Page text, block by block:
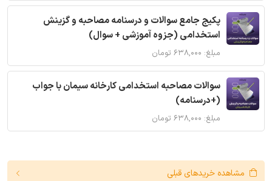
پکیج جامع سوالات و درسنامه مصاحبه و گزینش
استخدامی (جزوه آموزشی + سوال)
مبلغ: ۶۳۸,۰۰۰ تومان
سوالات مصاحبه استخدامی کارخانه سیمان با جواب
(+درسنامه)
مبلغ: ۶۳۸,۰۰۰ تومان
مشاهده خریدهای قبلی